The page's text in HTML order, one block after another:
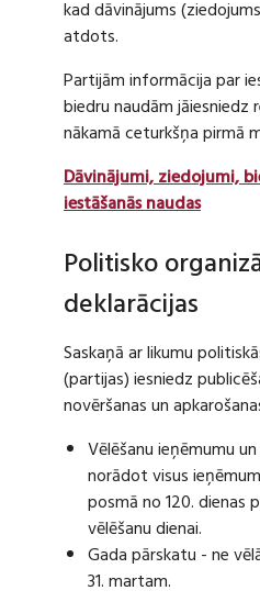
kad dāvinājums
atdots.
Partijām informācija par
biedru naudām jāiesniedz
nākamā ceturkšņa pirmā
Dāvinājumi, ziedojumi,
iestāšanās naudas
Politisko
deklarācijas
Saskaņā ar likumu
(partijas) iesniedz
novēršanas un
Vēlēšanu ieņēmumu
norādot visus
posmā no 120. dienas
vēlēšanu dienai.
Gada pārskatu - ne
31. martam.